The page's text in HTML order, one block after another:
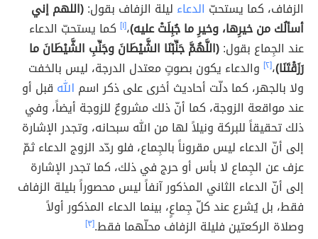
الزفاف، كما يستحبّ الدعاء ليلة الزفاف بقول:(اللهم إني
أسألُك من خيرِها، وخيرِ ما جُبِلَتْ عليه)،[١] كما يستحبّ الدعاء
عند الجِماع بقول:(اللَّهُمَّ جَنِّبْنَا الشَّيْطَانَ وجَنِّبِ الشَّيْطَانَ ما
رَزَقْتَنَا)،[٢]
والدعاء يكون بصوتٍ معتدل الدرجة، ليس بالخفت
ولا بالجهر، كما دلّت أحاديث أخرى على ذكر اسم الله قبل أو
عند مواقعة الزوجة، كما أنّ ذلك مشروعٌ للزوجة أيضاً، وفي
ذلك تحقيقاً للبركة ونيلاً لها من الله سبحانه، وتجدر الإشارة
إلى أنّ الدعاء ليس مقروناً بالجِماع، فلو ردّد الزوج الدعاء ثمّ
عزف عن الجِماع لا بأس أو حرج في ذلك، كما تجدر الإشارة
إلى أنّ الدعاء الثاني المذكور آنفاً ليس محصوراً بليلة الزفاف
فقط، بل يُشرع عند كلّ جِماعٍ، بينما الدعاء المذكور أولاً
وصلاة الركعتين فليلة الزفاف محلّهما فقط.[٣]